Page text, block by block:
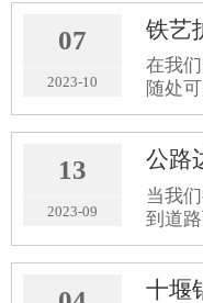
受和
下锌
点
07
2023-10
在我
随处
坚固
观设
护栏
呢？
的讲
13
2023-09
公路
当我
到道
们的
在很
那么
十堰